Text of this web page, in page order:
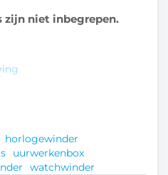
zijn niet inbegrepen.
horlogewinder
uurwerkenbox
watchwinder